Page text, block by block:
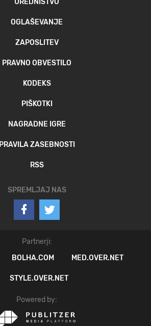
OGLAŠEVANJE
ZAPOSLITEV
PRAVNO OBVESTILO
KODEKS
PIŠKOTKI
NAGRADNE IGRE
PRAVILA ZASEBNOSTI
RSS
SPREMLJAJ NAS
Partnerji:
BOLHA.COM MED.OVER.NET
STYLE.OVER.NET
Powered by: